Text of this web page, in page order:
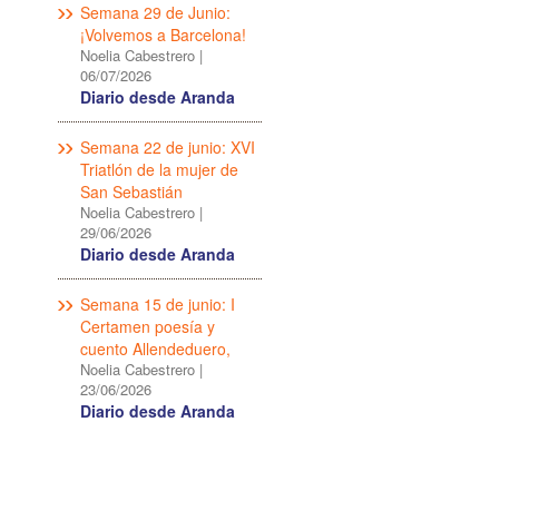
Semana 29 de Junio:
¡Volvemos a Barcelona!
Noelia Cabestrero|
06/07/2026
Diario desde Aranda
Semana 22 de junio: XVI
Triatlón de la mujer de
San Sebastián
Noelia Cabestrero|
29/06/2026
Diario desde Aranda
Semana 15 de junio: I
Certamen poesía y
cuento Allendeduero,
Noelia Cabestrero|
23/06/2026
Diario desde Aranda